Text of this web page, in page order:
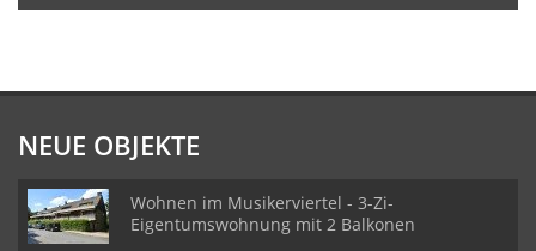
NEUE OBJEKTE
Wohnen im Musikerviertel - 3-Zi-
Eigentumswohnung mit 2 Balkonen